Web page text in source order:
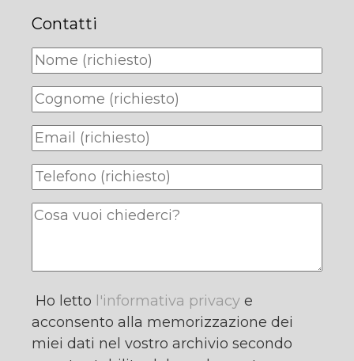
Contatti
Ho letto l'informativa privacy e
acconsento alla memorizzazione dei
miei dati nel vostro archivio secondo